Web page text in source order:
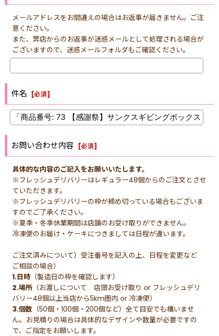
メールアドレスをお間違えの場合はお返事が届きません。ご注
意ください。
また、弊店からのお返事が迷惑メールとして処理される場合が
ございますので、迷惑メールフォルダもご確認ください。
件名 [必須]
お問い合わせ内容 [必須]
具体的な内容のご記入をお願いいたします。
※フレッシュデリバリーはレギュラー48個からのご注文とさせ
ていただきます。
※フレッシュデリバリーの枠が締め切っている場合もございま
すのでご了承ください。
※夏季・冬季休業期間は店舗のお受け取りができません。
冷凍便のお届け・ケーキにつきましては日程が違います。
ご注文済みについて）受注番号を記入の上、日程を変更など
ご相談の場合）
1.日時 （製造日の枠を確認します）
2.場所（お渡しについて 店頭お受け取り or フレッシュデリ
バリー48個以上当店から5km圏内 or 冷凍便）
3.個数 （50個・100個・200個など）全て目安でも構いませ
ん。お見積りの場合は具体的なデザインや数量が必要ですの
で、ご指定をお願いします。